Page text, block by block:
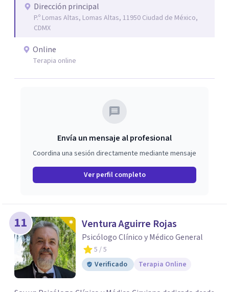
a personas que atraviesan ansiedad persistente, estados
depresivos, agotamiento emocional, pensamientos
negativos recurrentes o dificultades para regular sus
emociones, integrando herramientas basadas en
evidencia con una comprensión profunda de la historia y
Dirección principal
P.º Lomas Altas, Lomas Altas, 11950 Ciudad de México,
CDMX
Online
Terapia online
Envía un mensaje al profesional
Coordina una sesión directamente mediante mensaje
Ver perfil completo
11 Ventura Aguirre Rojas
Psicólogo Clínico y Médico General
5 / 5
Verificado
Terapia Online